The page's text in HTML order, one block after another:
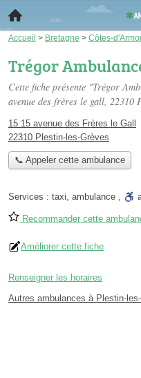
Accueil > Bretagne > Côtes-
Trégor
Cette fiche présente "Trégor
avenue des frères le gall, 22310
15 15 avenue des Frères le Gall
22310 Plestin-les-Grèves
📞 Appeler cette ambulance
Services : taxi, ambulance ,
Recommander cette
Améliorer cette fiche
Renseigner les horaires
Autres ambulances à Plestin-